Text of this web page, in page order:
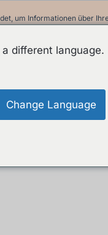
um Informationen über
um Ihre Website-
Seiten zu erstellen.
Ein einzelnes Cookie
different language.
Change Language